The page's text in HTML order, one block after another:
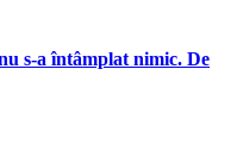
s-a întâmplat nimic. De